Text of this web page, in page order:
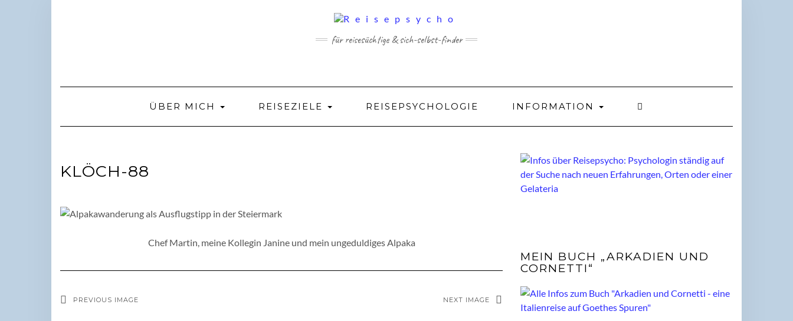
für reisesüchtige & sich-selbst-finder
ÜBER MICH REISEZIELE REISEPSYCHOLOGIE INFORMATION
KLÖCH-88
Chef Martin, meine Kollegin Janine und mein ungeduldiges Alpaka
PREVIOUS IMAGE NEXT IMAGE
MEIN BUCH „ARKADIEN UND
CORNETTI“